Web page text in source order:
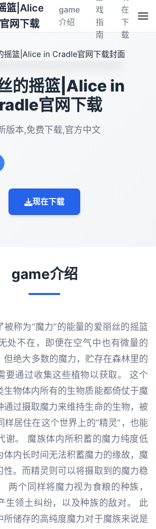
篮|Alice
网下载
game
介绍
戏
指
南
在
下
载
的摇篮|Alice in
官网下载
版本,免费下载,官方中文
现在下载
game介绍
被称为“魔力”的能量的爱丽丝的摇篮
处不在，即便在空气中也有微量的
但绝大多数的魔力，贮存在森林里的
要通过收集这些植物以获取。 这个
生物体内所有的生物质能都倚仗于魔
通过摄取魔力来维持生命的生物，被
样居住在这个世界上的“精灵”，也能
谢。 魔族体内所积蓄的魔力纯度低
体内长时间无法积蓄魔力的缘故，魔
性。而精灵则可以将摄取到的魔力稳
两个同样将魔力视为食粮的种族，
生领土纠纷，以及种族的敌对。 此
所储存的高纯度魔力对于魔族来说是